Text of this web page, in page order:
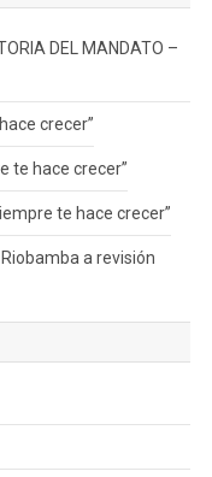
DEL MANDATO –
crecer”
te hace crecer”
te hace crecer”
a revisión